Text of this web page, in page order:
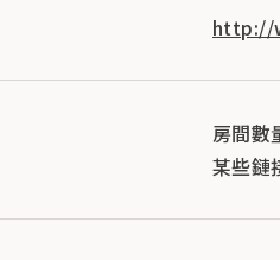
http://
房間數
某些鏈